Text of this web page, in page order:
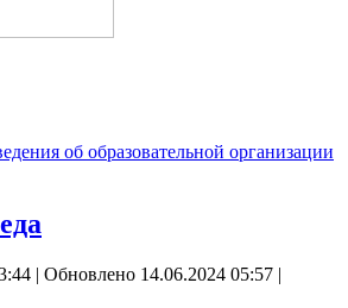
об образовательной организации
| Обновлено 14.06.2024 05:57 |